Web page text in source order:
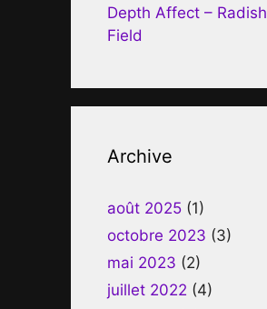
Depth Affect – Radish
Field
Archive
août 2025 (1)
octobre 2023 (3)
mai 2023 (2)
juillet 2022 (4)